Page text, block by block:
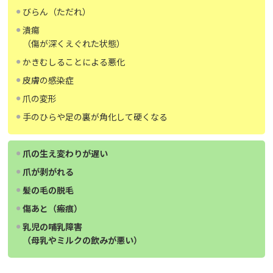
びらん（ただれ）
潰瘍
（傷が深くえぐれた状態）
かきむしることによる悪化
皮膚の感染症
爪の変形
手のひらや足の裏が角化して硬くなる
爪の生え変わりが遅い
爪が剥がれる
髪の毛の脱毛
傷あと（瘢痕）
乳児の哺乳障害
（母乳やミルクの飲みが悪い）